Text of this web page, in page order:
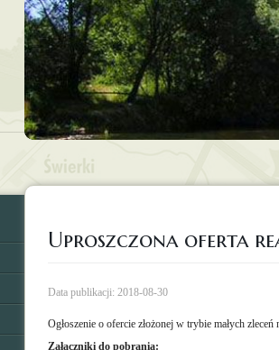
Uproszczona oferta
Data publikacji: 2018-08-30
Ogłoszenie o ofercie złożonej w trybie małych
Załączniki do pobrania: